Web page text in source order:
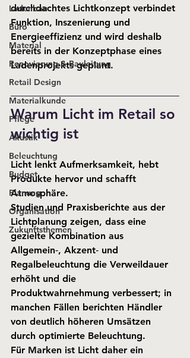
Ladenbau
Büro
Material
Renovierung & Bauleitung
Retail Design
Materialkunde
Pflege
Akustik
Beleuchtung
Budget
Planung
Organisation
Zukunftsthemen
durchdachtes Lichtkonzept verbindet
Funktion, Inszenierung und
Energieeffizienz und wird deshalb
bereits in der Konzeptphase eines
Ladenprojekts geplant.
Warum Licht im Retail so
wichtig ist
Licht lenkt Aufmerksamkeit, hebt
Produkte hervor und schafft
Atmosphäre.
Studien und Praxisberichte aus der
Lichtplanung zeigen, dass eine
gezielte Kombination aus
Allgemein‑, Akzent‑ und
Regalbeleuchtung die Verweildauer
erhöht und die
Produktwahrnehmung verbessert; in
manchen Fällen berichten Händler
von deutlich höheren Umsätzen
durch optimierte Beleuchtung.
Für Marken ist Licht daher ein